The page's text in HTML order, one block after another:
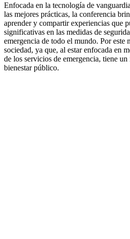
Enfocada en la tecnología de
las mejores prácticas, la conferencia
aprender y compartir experiencias que
significativas en las medidas de
emergencia de todo el mundo. Por este
sociedad, ya que, al estar enfocada en
de los servicios de emergencia, tiene
bienestar público.